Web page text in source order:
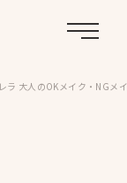
ラ 大人のOKメイク・NGメ